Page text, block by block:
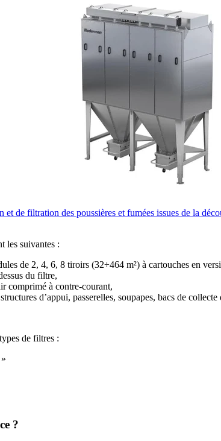
et de filtration des poussières et fumées issues de la
les suivantes :
de 2, 4, 6, 8 tiroirs (32÷464 m²) à cartouches en
du filtre,
comprimé à contre-courant,
d’appui, passerelles, soupapes, bacs de
de filtres :
?